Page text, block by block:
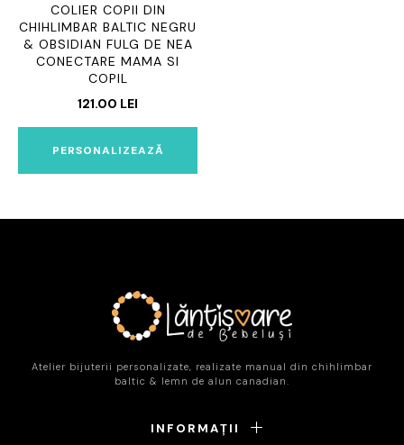
COLIER COPII DIN
CHIHLIMBAR BALTIC NEGRU
& OBSIDIAN FULG DE NEA
CONECTARE MAMA SI
COPIL
121.00 LEI
PERSONALIZEAZĂ
Atelier bijuterii personalizate, realizate manual din chihlimbar
baltic & lemn de alun canadian.
INFORMAȚII